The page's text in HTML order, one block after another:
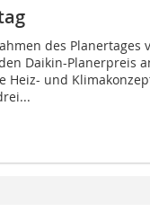
des
Daikin-Planerpreis
Heiz- und